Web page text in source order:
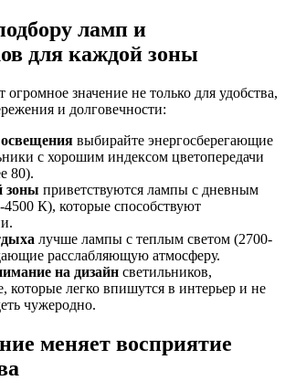
ламп и
для каждой зоны
значение не только для удобства,
и долговечности:
выбирайте энергосберегающие
с хорошим индексом цветопередачи
80).
зоны приветствуются лампы с дневным
4500 К), которые способствуют
лучше лампы с теплым светом (2700-
расслабляющую атмосферу.
на дизайн светильников,
которые легко впишутся в интерьер и не
чужеродно.
меняет восприятие